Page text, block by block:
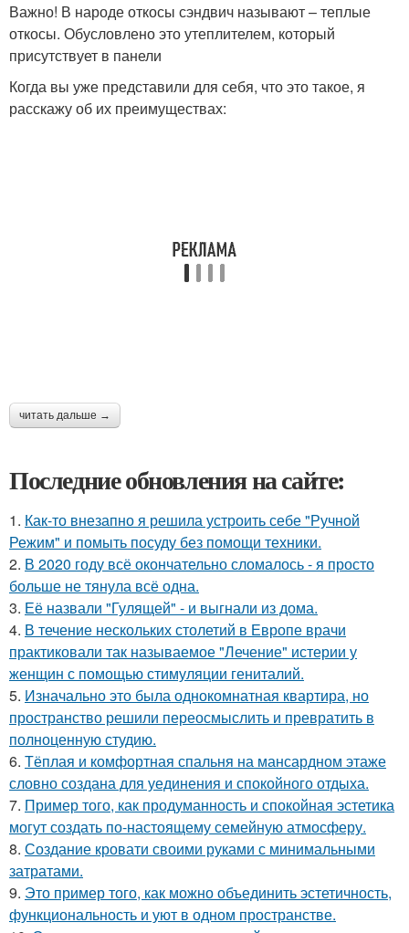
Важно! В народе откосы сэндвич называют – теплые
откосы. Обусловлено это утеплителем, который
присутствует в панели
Когда вы уже представили для себя, что это такое, я
расскажу об их преимуществах:
читать дальше →
Последние обновления на сайте:
1. Как-то внезапно я решила устроить себе "Ручной
Режим" и помыть посуду без помощи техники.
2. В 2020 году всё окончательно сломалось - я просто
больше не тянула всё одна.
3. Её назвали "Гулящей" - и выгнали из дома.
4. В течение нескольких столетий в Европе врачи
практиковали так называемое "Лечение" истерии у
женщин с помощью стимуляции гениталий.
5. Изначально это была однокомнатная квартира, но
пространство решили переосмыслить и превратить в
полноценную студию.
6. Тёплая и комфортная спальня на мансардном этаже
словно создана для уединения и спокойного отдыха.
7. Пример того, как продуманность и спокойная эстетика
могут создать по-настоящему семейную атмосферу.
8. Создание кровати своими руками с минимальными
затратами.
9. Это пример того, как можно объединить эстетичность,
функциональность и уют в одном пространстве.